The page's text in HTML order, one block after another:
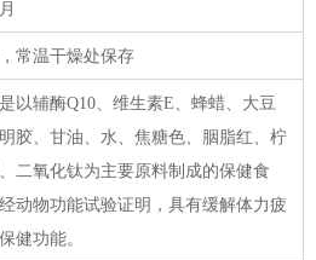
常温干燥处保存
以辅酶Q10、维生素E、蜂蜡、大豆
胶、甘油、水、焦糖色、胭脂红、柠
二氧化钛为主要原料制成的保健食
动物功能试验证明，具有缓解体力疲
健功能。